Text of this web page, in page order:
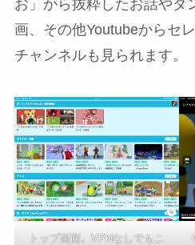
お」から抜粋したお話やダ
画、その他Youtubeからセ
チャンネルも見られます。
トップ画面。VPNなしでもこ